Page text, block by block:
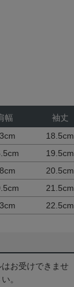
幅
袖丈
18.5cm
19.5cm
20.5cm
21.5cm
22.5cm
お受けできませ
。